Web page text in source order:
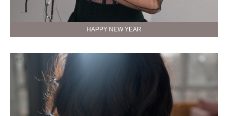
HAPPY NEW YEAR